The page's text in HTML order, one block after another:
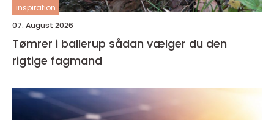
inspiration
07. August 2026
Tømrer i ballerup sådan vælger du den
rigtige fagmand